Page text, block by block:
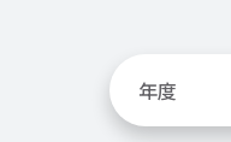
年度